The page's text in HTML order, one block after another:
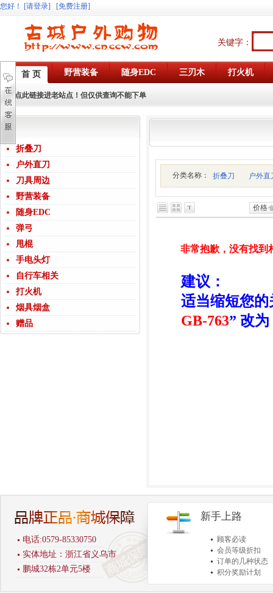
您好 ！ [请登录] [免费注册]
关键字：
首 页 野营装备 随身EDC 三刃木 打火机
点此链接进老站点！但仅供查询不能下单
折叠刀
户外直刀
刀具周边
野营装备
随身EDC
弹弓
甩棍
手电头灯
自行车相关
打火机
烟具烟盒
赠品
分类名称： 折叠刀 户外直
价格
非常抱歉，没有找到
建议：
适当缩短您
GB-763” 改为
电话:0579-85330750
实体地址：浙江省义乌市
鹏城32栋2单元5楼
新手上路
顾客必读
会员等级折扣
订单的几种状态
积分奖励计划
商品退货保障